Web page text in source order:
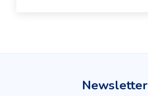
Newsletter